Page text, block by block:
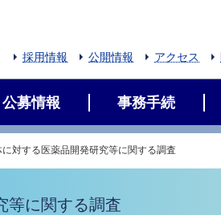
採用情報 公開情報 アクセス
公募情報 事務手続
対する医薬品開発研究等に関する調査
等に関する調査